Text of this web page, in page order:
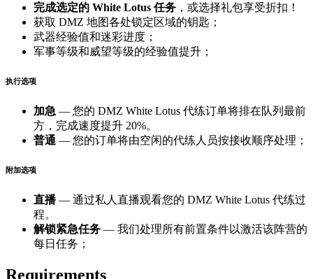
完成选定的 White Lotus 任务 ，或选择礼包享受折扣！
获取 DMZ 地图各处锁定区域的钥匙；
武器经验值和迷彩进度；
军事等级和威望等级的经验值提升；
执行选项
加急 — 您的 DMZ White Lotus 代练订单将排在队列最前
方，完成速度提升 20%。
普通 — 您的订单将由空闲的代练人员按接收顺序处理；
附加选项
直播— 通过私人直播观看您的 DMZ White Lotus 代练过
程。
解锁紧急任务 — 我们处理所有前置条件以激活该阵营的
每日任务；
Requirements